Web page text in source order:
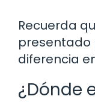
Recuerda
presentado
diferencia
¿Dónde